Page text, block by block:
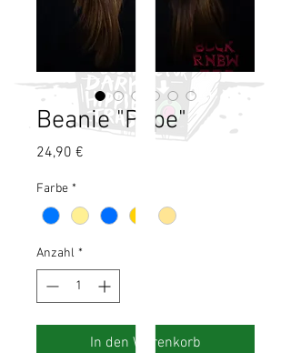
Beanie "Pepe"
24,90 €
Farbe *
Anzahl *
In den Warenkorb